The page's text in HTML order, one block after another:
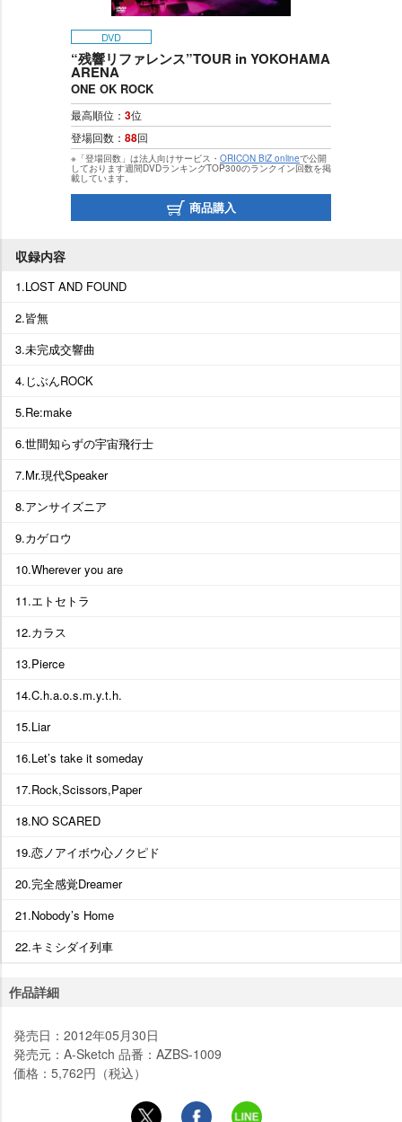
DVD
“残響リファレンス”TOUR in YOKOHAMA
ARENA
ONE OK ROCK
最高順位： 3位
登場回数： 88回
※「登場回数」は法人向けサービス・ ORICON BiZ onlineで公開
しております週間DVDランキングTOP300のランクイン回数を掲
載しています。
商品購入
収録内容
1.LOST AND FOUND
2.皆無
3.未完成交響曲
4.じぶんROCK
5.Re:make
6.世間知らずの宇宙飛行士
7.Mr.現代Speaker
8.アンサイズニア
9.カゲロウ
10.Wherever you are
11.エトセトラ
12.カラス
13.Pierce
14.C.h.a.o.s.m.y.t.h.
15.Liar
16.Let’s take it someday
17.Rock,Scissors,Paper
18.NO SCARED
19.恋ノアイボウ心ノクピド
20.完全感覚Dreamer
21.Nobody’s Home
22.キミシダイ列車
作品詳細
発売日：2012年05月30日
発売元：A-Sketch 品番：AZBS-1009
価格：5,762円（税込）